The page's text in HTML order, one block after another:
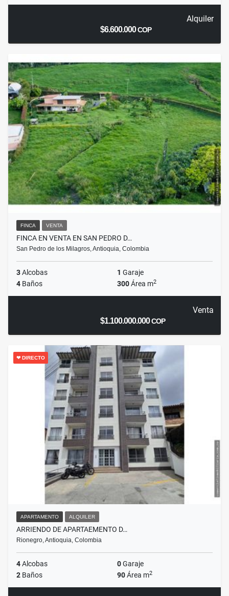
Alquiler
$6.600.000COP
FINCA VENTA
FINCA EN VENTA EN SAN PEDRO D…
San Pedro de los Milagros, Antioquia, Colombia
3Alcobas 1 Garaje
4 Baños 300Área m2
Venta
$1.100.000.000COP
❤ DIRECTO
APARTAMENTO ALQUILER
ARRIENDO DE APARTAEMENTO D…
Rionegro, Antioquia, Colombia
4Alcobas 0Garaje
2 Baños 90Área m2